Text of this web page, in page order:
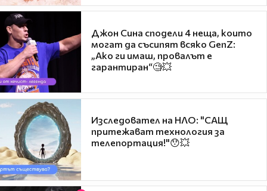
Джон Сина сподели 4 неща, които
могат да съсипят всяко GenZ:
„Ако ги имаш, провалът е
гарантиран“🧐💥
Изследовател на НЛО: "САЩ
притежават технология за
телепортация!"😯💥